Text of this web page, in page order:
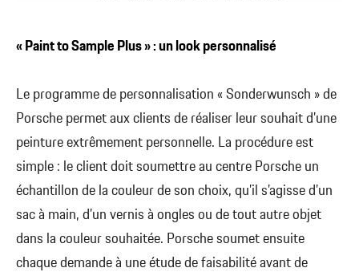
« Paint to Sample Plus » : un look personnalisé
Le programme de personnalisation « Sonderwunsch » de
Porsche permet aux clients de réaliser leur souhait d’une
peinture extrêmement personnelle. La procédure est
simple : le client doit soumettre au centre Porsche un
échantillon de la couleur de son choix, qu’il s’agisse d’un
sac à main, d’un vernis à ongles ou de tout autre objet
dans la couleur souhaitée. Porsche soumet ensuite
chaque demande à une étude de faisabilité avant de